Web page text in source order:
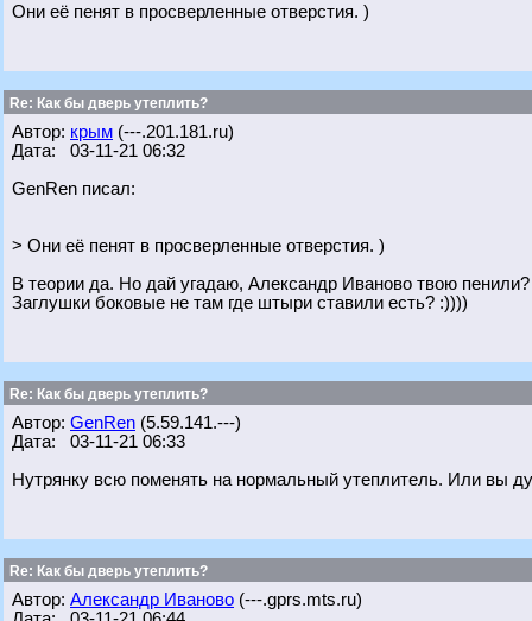
Они её пенят в просверленные отверстия. )
Re: Как бы дверь утеплить?
Автор: крым (---.201.181.ru)
Дата: 03-11-21 06:32
GenRen писал:
> Они её пенят в просверленные отверстия. )
В теории да. Но дай угадаю, Александр Иваново твою
Заглушки боковые не там где штыри ставили есть? :))))
Re: Как бы дверь утеплить?
Автор: GenRen (5.59.141.---)
Дата: 03-11-21 06:33
Нутрянку всю поменять на нормальный утеплитель. Или вы
Re: Как бы дверь утеплить?
Автор: Александр Иваново (---.gprs.mts.ru)